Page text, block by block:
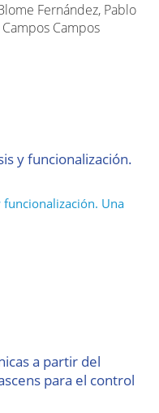
Fernández, Pablo
Campos
y funcionalización.
Una
a partir del
para el control